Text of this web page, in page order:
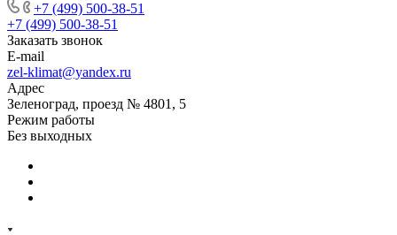
+7 (499) 500-38-51
+7 (499) 500-38-51
Заказать звонок
E-mail
zel-klimat@yandex.ru
Адрес
Зеленоград, проезд № 4801, 5
Режим работы
Без выходных